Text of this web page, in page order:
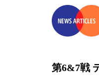
第6&7戦